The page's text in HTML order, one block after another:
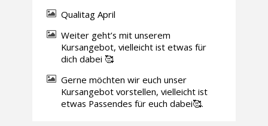
Qualitag April
Weiter geht’s mit unserem
Kursangebot, vielleicht ist etwas für
dich dabei 🥰
Gerne möchten wir euch unser
Kursangebot vorstellen, vielleicht ist
etwas Passendes für euch dabei🥰.